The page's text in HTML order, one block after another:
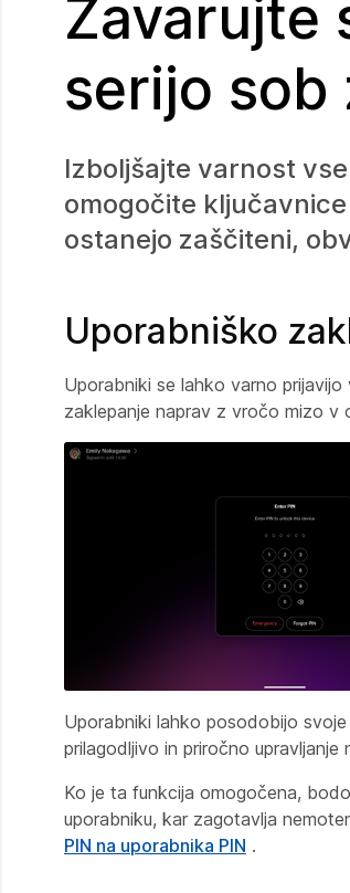
Zavarujte
serijo sob
Izboljšajte varnost
omogočite
ostanejo zaščiteni,
Uporabniško
Uporabniki se lahko varno
zaklepanje naprav z vročo mizo v
Uporabniki lahko posodobijo
prilagodljivo in priročno
Ko je ta funkcija omogočena,
uporabniku, kar zagotavlja
PIN na uporabnika PIN .